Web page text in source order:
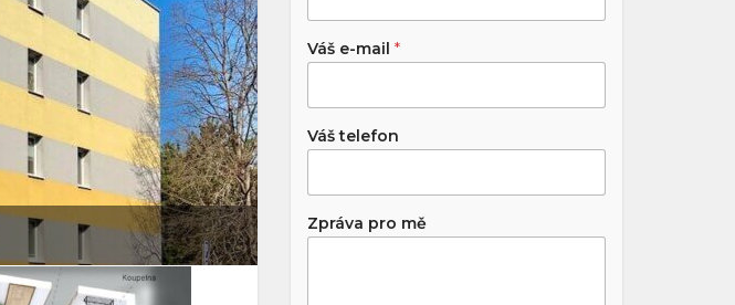
Váš e-mail *
Váš telefon
Zpráva pro mě